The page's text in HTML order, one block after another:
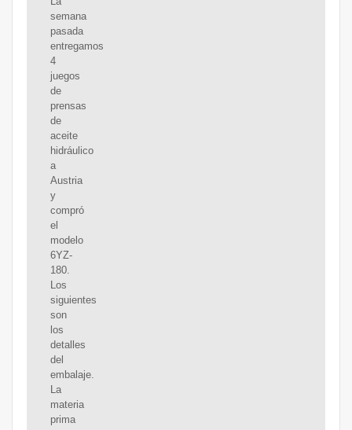
semana
pasada
entregamos
4
juegos
de
prensas
de
aceite
hidráulico
a
Austria
y
compró
el
modelo
6YZ-
180.
Los
siguientes
son
los
detalles
del
embalaje.
La
materia
prima